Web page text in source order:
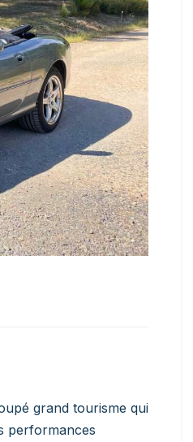
grand tourisme qui
performances